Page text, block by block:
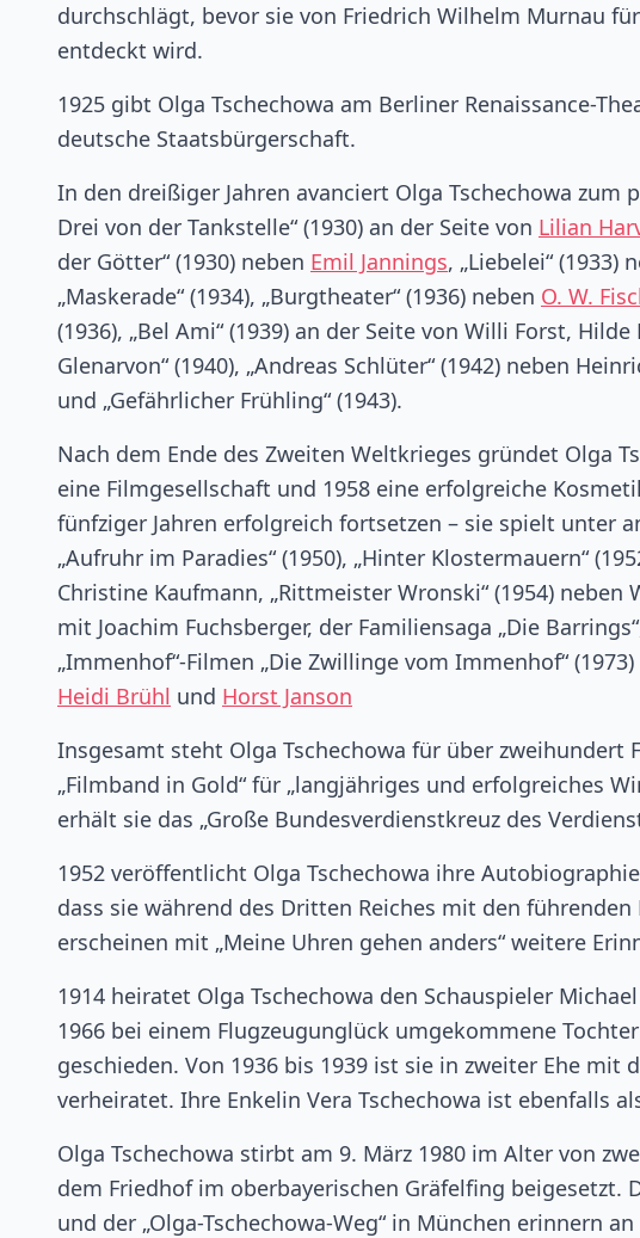
durchschlägt, bevor sie von Friedrich Wilhelm Murnau
entdeckt wird.
1925 gibt Olga Tschechowa am Berliner Renaissance-
deutsche Staatsbürgerschaft.
In den dreißiger Jahren avanciert Olga Tschechowa zum
Drei von der Tankstelle“ (1930) an der Seite von Lilian
der Götter“ (1930) neben Emil Jannings, „Liebelei“ (1933)
„Maskerade“ (1934), „Burgtheater“ (1936) neben O. W.
(1936), „Bel Ami“ (1939) an der Seite von Willi Forst,
Glenarvon“ (1940), „Andreas Schlüter“ (1942) neben
und „Gefährlicher Frühling“ (1943).
Nach dem Ende des Zweiten Weltkrieges gründet Olga
eine Filmgesellschaft und 1958 eine erfolgreiche
fünfziger Jahren erfolgreich fortsetzen – sie spielt unter
„Aufruhr im Paradies“ (1950), „Hinter Klostermauern“
Christine Kaufmann, „Rittmeister Wronski“ (1954) neben
mit Joachim Fuchsberger, der Familiensaga „Die
„Immenhof“-Filmen „Die Zwillinge vom Immenhof“
Heidi Brühl und Horst Janson
Insgesamt steht Olga Tschechowa für über zweihundert
„Filmband in Gold“ für „langjähriges und erfolgreiches
erhält sie das „Große Bundesverdienstkreuz des
1952 veröffentlicht Olga Tschechowa ihre
dass sie während des Dritten Reiches mit den
erscheinen mit „Meine Uhren gehen anders“ weitere
1914 heiratet Olga Tschechowa den Schauspieler
1966 bei einem Flugzeugunglück umgekommene
geschieden. Von 1936 bis 1939 ist sie in zweiter Ehe mit
verheiratet. Ihre Enkelin Vera Tschechowa ist ebenfalls
Olga Tschechowa stirbt am 9. März 1980 im Alter von
dem Friedhof im oberbayerischen Gräfelfing beigesetzt.
und der „Olga-Tschechowa-Weg“ in München erinnern